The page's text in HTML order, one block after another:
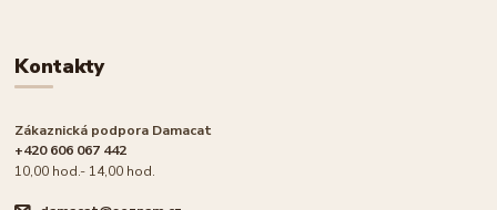
Kontakty
Zákaznická podpora Damacat
+420 606 067 442
10,00 hod.- 14,00 hod.